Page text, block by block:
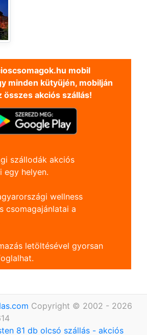
mobil
minden kütyüjén, mobilján
összes akciós szállás!
szállodák akciós
egy helyen.
wellness
csomagajánlatai a
letöltésével gyorsan
Copyright © 2002 - 2026
81 db olcsó szállás - akciós